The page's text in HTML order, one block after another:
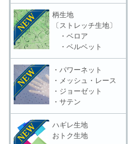
柄生地
〔ストレッチ生地〕
・ベロア
・ベルベット
・パワーネット
・メッシュ・レース
・ジョーゼット
・サテン
ハギレ生地
おトク生地